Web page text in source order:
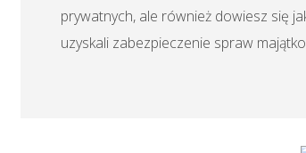
prywatnych, ale również dowiesz się
uzyskali zabezpieczenie spraw